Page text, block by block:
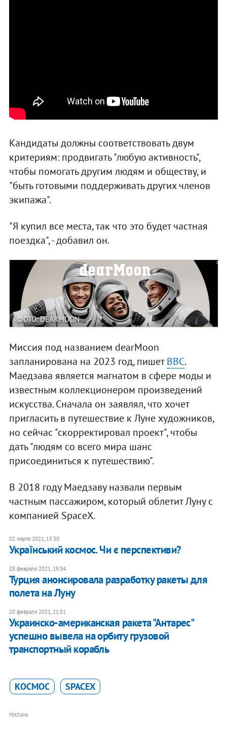
Кандидаты должны соответствовать двум
критериям: продвигать "любую активность",
чтобы помогать другим людям и обществу, и
"быть готовыми поддерживать других членов
экипажа".
"Я купил все места, так что это будет частная
поездка", - добавил он.
ФОТО: DEARMOON
Миссия под названием dearMoon
запланирована на 2023 год, пишетBBC.
Маедзава является магнатом в сфере моды и
известным коллекционером произведений
искусства. Сначала он заявлял, что хочет
пригласить в путешествие к Луне художников,
но сейчас "скорректировал проект", чтобы
дать "людям со всего мира шанс
присоединиться к путешествию".
В 2018 году Маедзаву назвали первым
частным пассажиром, который облетит Луну с
компанией SpaceX.
02 марта 2021, 15:30
Український космос. Чи є перспективи?
28 февраля 2021, 19:34
Турция анонсировала разработку ракеты для
полета на Луну
20 февраля 2021, 21:51
Украинско-американская ракета "Антарес"
успешно вывела на орбиту грузовой
транспортный корабль
КОСМОС SPACEX
РЕКЛАМА